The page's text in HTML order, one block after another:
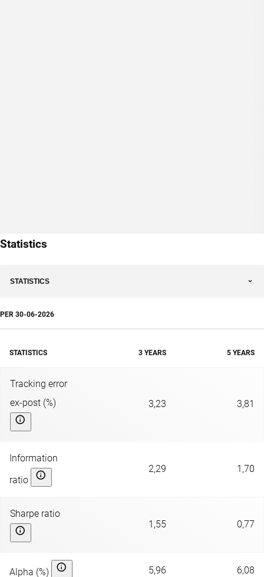
Statistics
STATISTICS
PER 30-06-2026
STATISTICS 3 YEARS 5 YEARS
Tracking error
ex-post (%)
3,23 3,81
Information
ratio
2,29 1,70
Sharpe ratio
1,55
0,77
Alpha (%) 5,96 6,08